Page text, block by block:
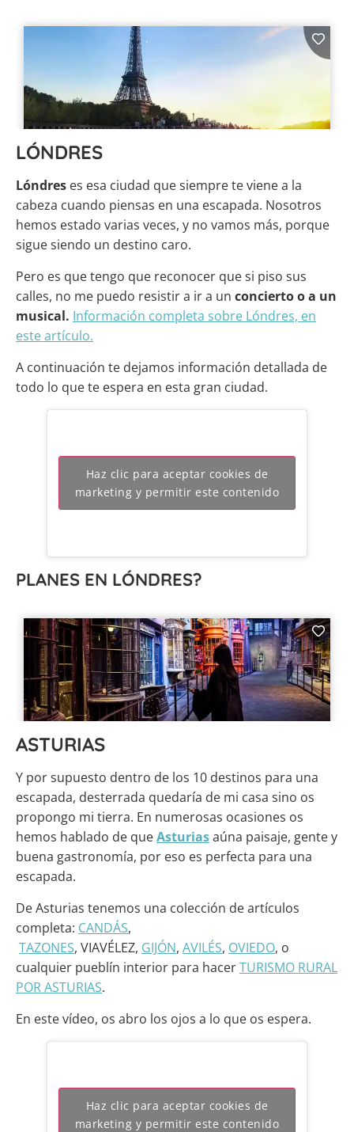
LÓNDRES
Lóndres es esa ciudad que siempre te viene a la
cabeza cuando piensas en una escapada. Nosotros
hemos estado varias veces, y no vamos más, porque
sigue siendo un destino caro.
Pero es que tengo que reconocer que si piso sus
calles, no me puedo resistir a ir a un concierto o a un
musical. Información completa sobre Lóndres, en
este artículo.
A continuación te dejamos información detallada de
todo lo que te espera en esta gran ciudad.
Haz clic para aceptar cookies de
marketing y permitir este contenido
PLANES EN LÓNDRES?
ASTURIAS
Y por supuesto dentro de los 10 destinos para una
escapada, desterrada quedaría de mi casa sino os
propongo mi tierra. En numerosas ocasiones os
hemos hablado de queAsturiasaúna paisaje, gente y
buena gastronomía, por eso es perfecta para una
escapada.
De Asturias tenemos una colección de artículos
completa: CANDÁS,
TAZONES, VIAVÉLEZ, GIJÓN, AVILÉS, OVIEDO, o
cualquier pueblín interior para hacerTURISMO RURAL
POR ASTURIAS.
En este vídeo, os abro los ojos a lo que os espera.
Haz clic para aceptar cookies de
marketing y permitir este contenido